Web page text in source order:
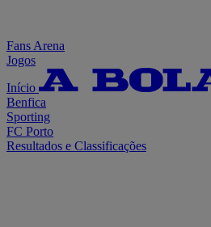
Fans Arena
Jogos
Início
Benfica
Sporting
FC Porto
Resultados e Classificações